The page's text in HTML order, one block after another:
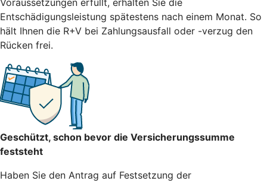
Entschädigungsleistung spätestens nach einem Monat. So
hält Ihnen die R+V bei Zahlungsausfall oder -verzug den
Rücken frei.
Geschützt, schon bevor die Versicherungssumme
feststeht
Haben Sie den Antrag auf Festsetzung der